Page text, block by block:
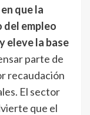
que la
empleo
eleve la base
parte de
recaudación
El sector
que el